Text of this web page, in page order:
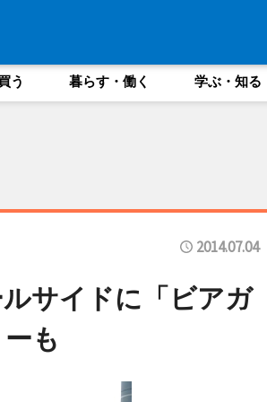
う 暮らす・働く 学ぶ・知る
2014.07.04
サイドに「ビアガ
も